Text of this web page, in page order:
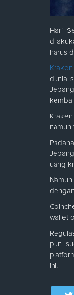
Hari
harus
Kraken
dunia
namun
uang
wallet
pun
ini.